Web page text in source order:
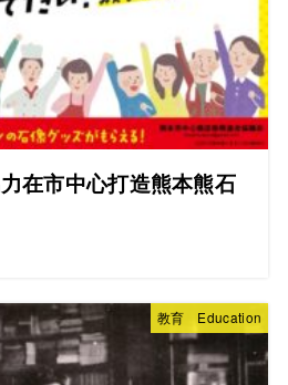
在市中心打造熊本熊石
教育 Education